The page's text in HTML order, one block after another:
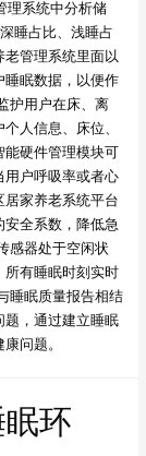
理系统中分析储
睡占比、浅睡占
管理系统里面以
睡眠数据，以便作
护用户在床、离
人信息、床位、
能硬件管理模块可
用户呼吸率或者心
家养老系统平台
全系数，降低急
感器处于空闲状
所有睡眠时刻实时
睡眠质量报告相结
，通过建立睡眠
问题。
环